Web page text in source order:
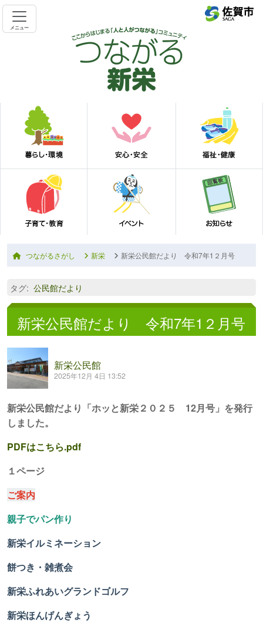
メニュー
つながるさがし 新栄 新栄公民館だより 令和7年1２月号
タグ: 公民館だより
新栄公民館だより 令和7年1２月号
新栄公民館
2025年12月 4日 13:52
新栄公民館だより「ホッと新栄２０２５ 12月号」を発行
しました。
PDFはこちら.pdf
１ページ
ご案内
親子でパン作り
新栄イルミネーション
餅つき・雑煮会
新栄ふれあいグランドゴルフ
新栄ほんげんぎょう